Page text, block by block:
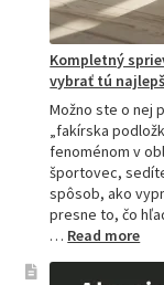
Kompletný
vybrať tú
Možno ste o nej
„fakírska
fenoménom v
športovec,
spôsob, ako
presne to, čo
… Read more: